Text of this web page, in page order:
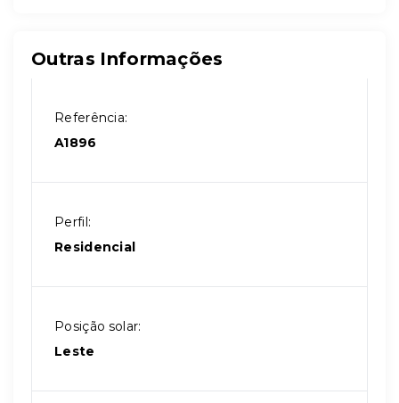
Outras Informações
Referência:
A1896
Perfil:
Residencial
Posição solar:
Leste